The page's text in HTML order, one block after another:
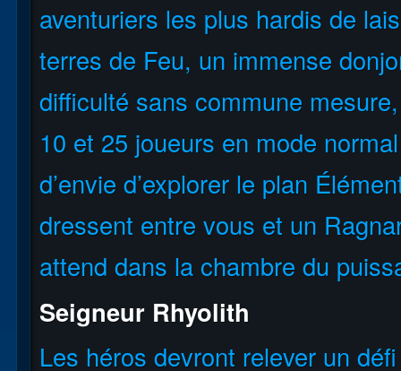
aventuriers les plus hardis de
terres de Feu, un immense
difficulté sans commune
10 et 25 joueurs en mode
d’envie d’explorer le plan
dressent entre vous et un
attend dans la chambre du
Seigneur Rhyolith
Les héros devront relever un